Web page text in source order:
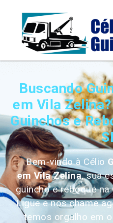
Buscando
em Vila
Guinchos e
Bem-vindo à Célio
emVila Zelina, sua
guincho e reboque na
Ligue e nos chame
temos orgulho em